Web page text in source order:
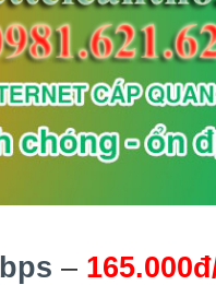
–